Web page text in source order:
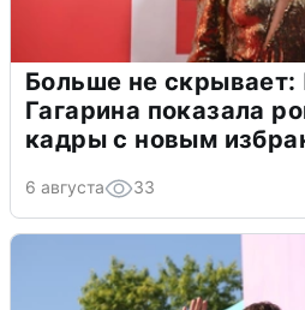
Больше не скрывает:
Гагарина показала
кадры с новым
6 августа 33